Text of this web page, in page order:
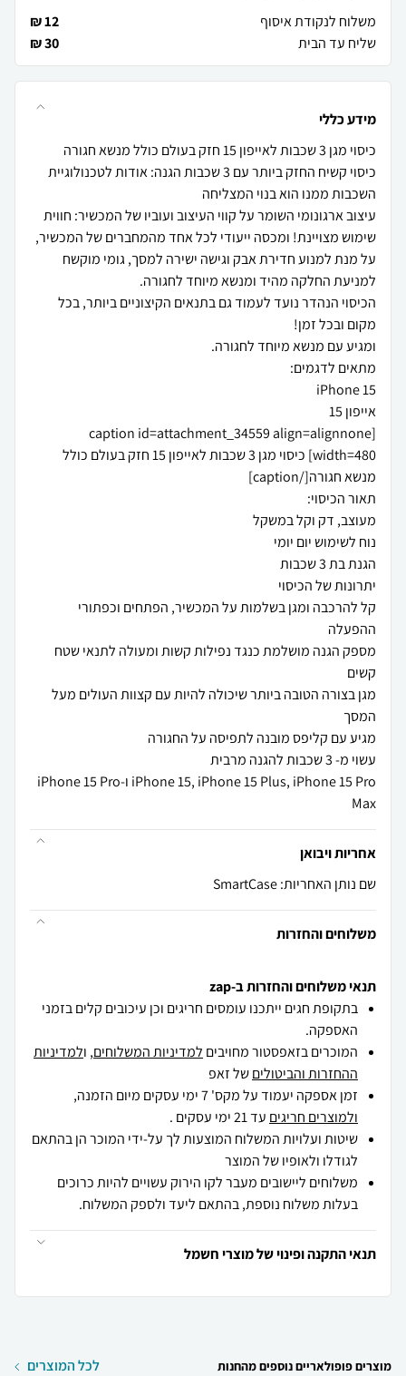
משלוח לנקודת איסוף
12 ₪
שליח עד הבית
30 ₪
מידע כללי
כיסוי קשיח החזק ביותר עם 3 שכבות הגנה: אודות לטכנולוגיית
עיצוב ארגונומי השומר על קווי העיצוב ועוביו של המכשיר: חווית
שימוש מצויינת! ומכסה ייעודי לכל אחד מהמחברים של המכשיר,
על מנת למנוע חדירת אבק וגישה ישירה למסך, גומי מוקשח
הכיסוי הנהדר נועד לעמוד גם בתנאים הקיצוניים ביותר, בכל
[caption id=attachment_34559 align=alignnone
width=480] כיסוי מגן 3 שכבות לאייפון 15 חזק בעולם כולל
קל להרכבה ומגן בשלמות על המכשיר, הפתחים וכפתורי
מספק הגנה מושלמת כנגד נפילות קשות ומעולה לתנאי שטח
מגן בצורה הטובה ביותר שיכולה להיות עם קצוות העולים מעל
iPhone 15, iPhone 15 Plus, iPhone 15 Pro ו-iPhone 15 Pro
Max
אחריות ויבואן
שם נותן האחריות: SmartCase
משלוחים והחזרות
תנאי משלוחים והחזרות ב-zap
בתקופת חגים ייתכנו עומסים חריגים וכן עיכובים קלים בזמני
האספקה.
המוכרים בזאפסטור מחויבים למדיניות המשלוחים, ולמדיניות
ההחזרות והביטוליםשל זאפ
זמן אספקה יעמוד על מקס' 7 ימי עסקים מיום הזמנה,
ולמוצרים חריגים עד 21 ימי עסקים .
שיטות ועלויות המשלוח המוצעות לך על-ידי המוכר הן בהתאם
לגודלו ולאופיו של המוצר
משלוחים ליישובים מעבר לקו הירוק עשויים להיות כרוכים
בעלות משלוח נוספת, בהתאם ליעד ולספק המשלוח.
תנאי התקנה ופינוי של מוצרי חשמל
מוצרים פופולאריים נוספים מהחנות לכל המוצרים